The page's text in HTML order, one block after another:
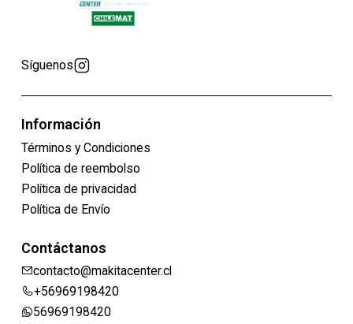
Síguenos
Información
Términos y Condiciones
Política de reembolso
Política de privacidad
Política de Envío
Contáctanos
contacto@makitacenter.cl
+56969198420
56969198420